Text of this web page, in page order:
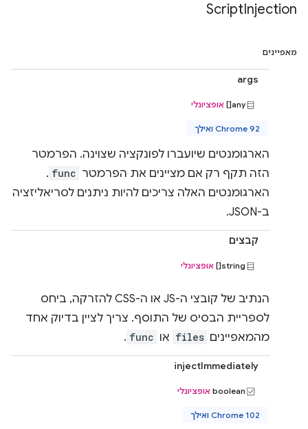
ScriptInjection
מאפיינים
args
any[] אופציונלי
Chrome 92 ואילך
הארגומנטים שיועברו לפונקציה שצוינה. הפרמטר
הזה תקף רק אם מציינים את הפרמטר func
.
הארגומנטים האלה צריכים להיות ניתנים לסריאליזציה
ב-JSON.
קבצים
string[] אופציונלי
הנתיב של קובצי ה-JS או ה-CSS להזרקה, ביחס
לספריית הבסיס של התוסף. צריך לציין בדיוק אחד
מהמאפיינים files או func
.
injectImmediately
boolean אופציונלי
Chrome 102 ואילך